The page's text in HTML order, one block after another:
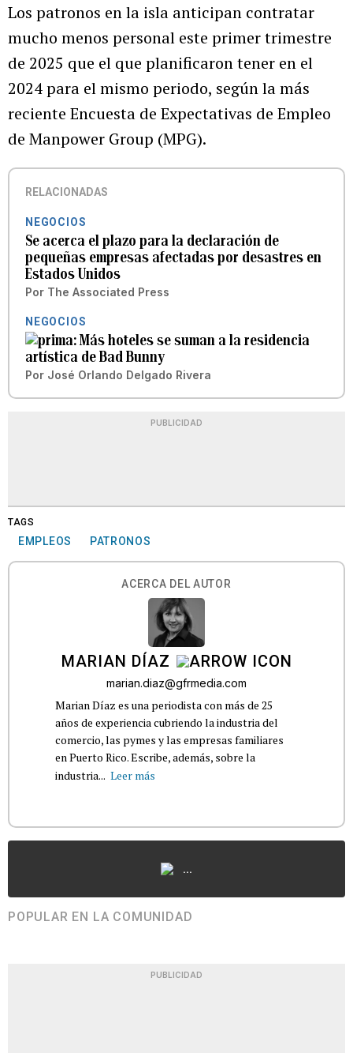
Los patronos en la isla anticipan contratar
mucho menos personal este primer trimestre
de 2025 que el que planificaron tener en el
2024 para el mismo periodo, según la más
reciente Encuesta de Expectativas de Empleo
de Manpower Group (MPG).
RELACIONADAS
NEGOCIOS
Se acerca el plazo para la declaración de
pequeñas empresas afectadas por desastres en
Estados Unidos
Por The Associated Press
NEGOCIOS
Más hoteles se suman a la residencia
artística de Bad Bunny
Por José Orlando Delgado Rivera
PUBLICIDAD
TAGS
EMPLEOS PATRONOS
ACERCA DEL AUTOR
MARIAN DÍAZ
marian.diaz@gfrmedia.com
Marian Díaz es una periodista con más de 25
años de experiencia cubriendo la industria del
comercio, las pymes y las empresas familiares
en Puerto Rico. Escribe, además, sobre la
industria... Leer más
...
POPULAR EN LA COMUNIDAD
PUBLICIDAD